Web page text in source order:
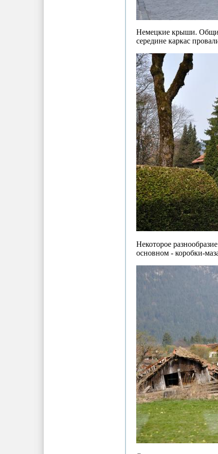
Немецкие крыши.
середине каркас
Некоторое
основном - коробки-